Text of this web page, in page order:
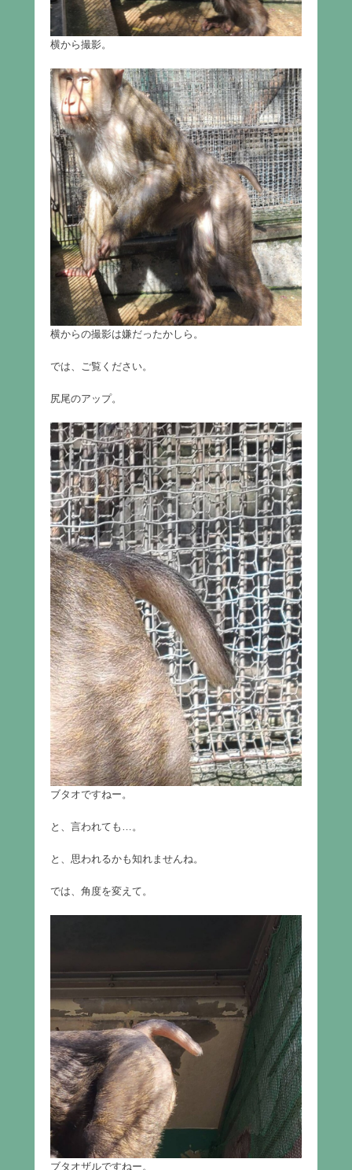
横から撮影。
横からの撮影は嫌だったかしら。
では、ご覧ください。
尻尾のアップ。
ブタオですねー。
と、言われても…。
と、思われるかも知れませんね。
では、角度を変えて。
ブタオザルですねー。